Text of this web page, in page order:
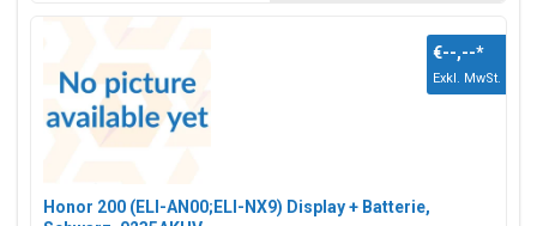
Honor 200 (ELI-AN00;ELI-NX9) Display + Batterie,
€--,--*
Exkl. MwSt.